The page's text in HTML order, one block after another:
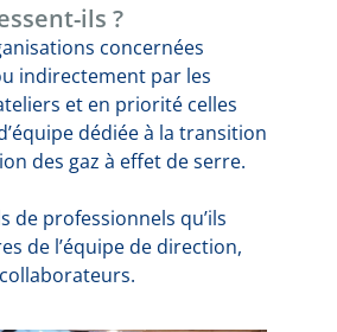
ils ?
concernées
indirectement par les
et en priorité celles
dédiée à la transition
des gaz à effet de serre.
de professionnels qu’ils
de l’équipe de direction,